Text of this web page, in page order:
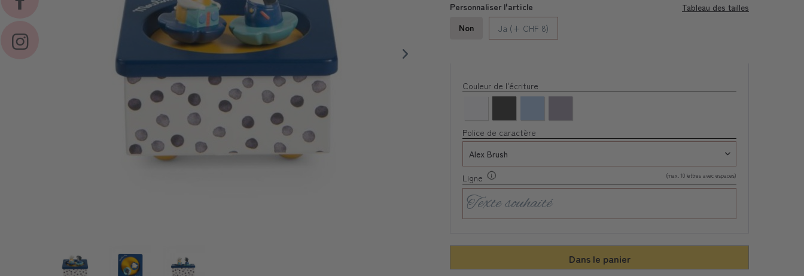
Tableau des tailles
Personnaliser l'article
Non
Ja (+ CHF 8)
Couleur de l'écriture
Police de caractère
Ligne (max. 10 lettres avec espaces)
Dans le panier